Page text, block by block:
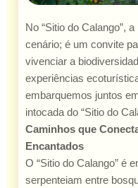
No “Sitio do Calango”,
cenário; é um convite
vivenciar a
experiências
embarquemos juntos
intocada do “Sitio do
Caminhos que
Encantados
O “Sitio do Calango” é
serpenteiam entre